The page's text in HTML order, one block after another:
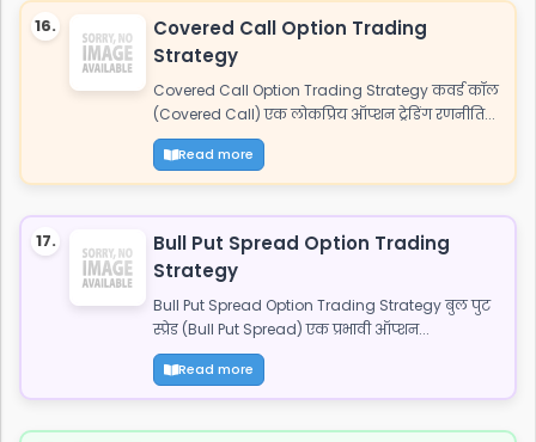
16.
Covered Call Option Trading
Strategy
Covered Call Option Trading Strategy कवर्ड कॉल
(Covered Call) एक लोकप्रिय ऑप्शन ट्रेडिंग रणनीति...
Read more
17.
Bull Put Spread Option Trading
Strategy
Bull Put Spread Option Trading Strategy बुल पुट
स्प्रेड (Bull Put Spread) एक प्रभावी ऑप्शन...
Read more